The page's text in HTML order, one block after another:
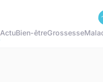
ActuBien-êtreGrossesse